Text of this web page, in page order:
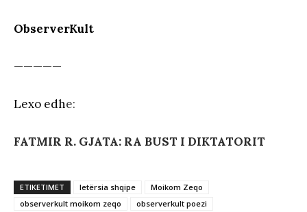
ObserverKult
—————
Lexo edhe:
FATMIR R. GJATA: RA BUST I DIKTATORIT
ETIKETIMET letërsia shqipe
Moikom Zeqo
observerkult moikom zeqo
observerkult poezi